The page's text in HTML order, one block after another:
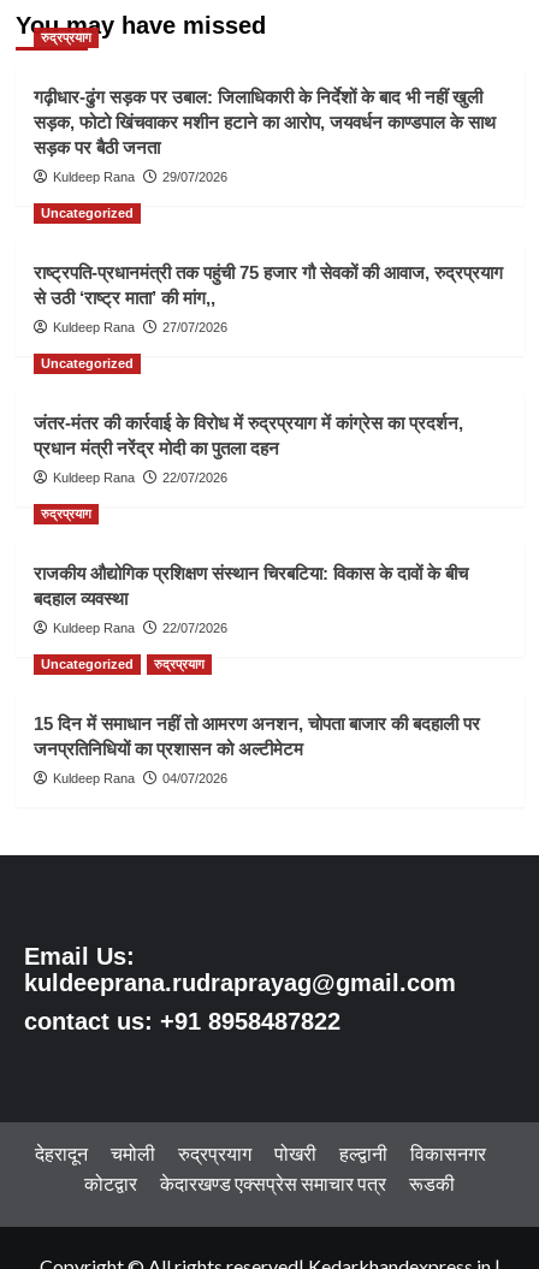
You may have missed
रुद्रप्रयाग
गढ़ीधार-ढुंग सड़क पर उबाल: जिलाधिकारी के निर्देशों के बाद भी नहीं खुली
सड़क, फोटो खिंचवाकर मशीन हटाने का आरोप, जयवर्धन काण्डपाल के साथ
सड़क पर बैठी जनता
Kuldeep Rana 29/07/2026
Uncategorized
राष्ट्रपति-प्रधानमंत्री तक पहुंची 75 हजार गौ सेवकों की आवाज, रुद्रप्रयाग
से उठी ‘राष्ट्र माता’ की मांग,,
Kuldeep Rana 27/07/2026
Uncategorized
जंतर-मंतर की कार्रवाई के विरोध में रुद्रप्रयाग में कांग्रेस का प्रदर्शन,
प्रधान मंत्री नरेंद्र मोदी का पुतला दहन
Kuldeep Rana 22/07/2026
रुद्रप्रयाग
राजकीय औद्योगिक प्रशिक्षण संस्थान चिरबटिया: विकास के दावों के बीच
बदहाल व्यवस्था
Kuldeep Rana 22/07/2026
Uncategorized रुद्रप्रयाग
15 दिन में समाधान नहीं तो आमरण अनशन, चोपता बाजार की बदहाली पर
जनप्रतिनिधियों का प्रशासन को अल्टीमेटम
Kuldeep Rana 04/07/2026
Email Us:
kuldeeprana.rudraprayag@gmail.com
contact us: +91 8958487822
देहरादून चमोली रुद्रप्रयाग पोखरी हल्द्वानी
विकासनगर
कोटद्वार
केदारखण्ड एक्सप्रेस समाचार पत्र रूडकी